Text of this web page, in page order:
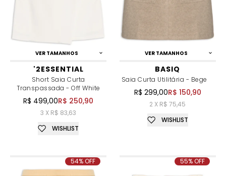
VER TAMANHOS
'2ESSENTIAL
Short Saia Curta
Transpassada - Off White
R$ 499,00R$ 250,90
3 X R$ 83,63
WISHLIST
VER TAMANHOS
BASIQ
Saia Curta Utilitária - Bege
R$ 299,00R$ 150,90
2 X R$ 75,45
WISHLIST
54% OFF 55% OFF